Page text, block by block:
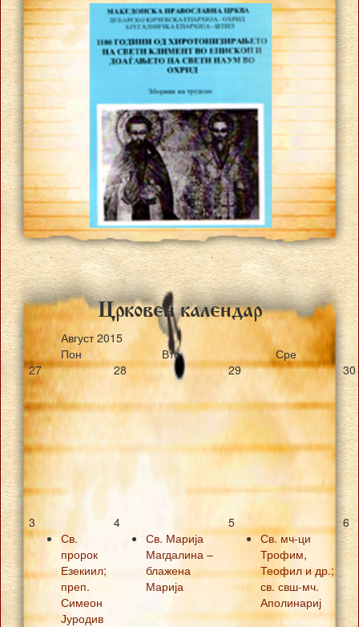
Crkoven kalendar
Август 2015
Пон
Вто
Сре
27
28 29 30
3
Св.
пророк
Езекиил;
преп.
Симеон
Јуродив
4
Св. Марија
Магдалина –
блажена
Марија
5
Св. мч-ци
Трофим,
Теофил и др.;
св. свш-мч.
Аполинариј
6